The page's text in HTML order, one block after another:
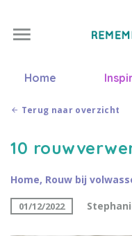
Home
Terug naar overzicht
10
Home, Rouw bij
01/12/2022